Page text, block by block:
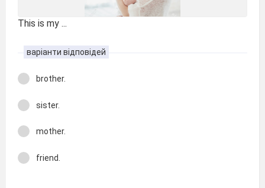
This is my ...
варіанти відповідей
brother.
sister.
mother.
friend.